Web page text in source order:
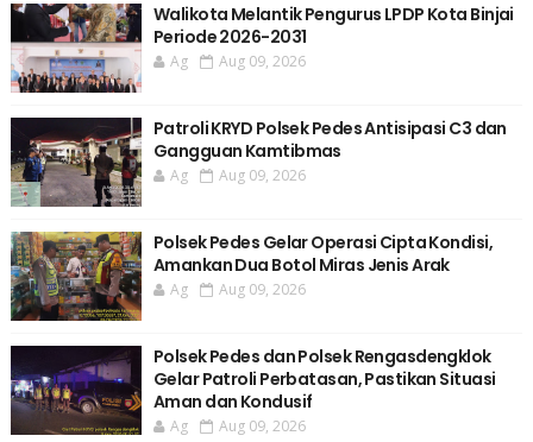
Walikota Melantik Pengurus LPDP Kota Binjai
Periode 2026-2031
Ag Aug 09, 2026
Patroli KRYD Polsek Pedes Antisipasi C3 dan
Gangguan Kamtibmas
Ag Aug 09, 2026
Polsek Pedes Gelar Operasi Cipta Kondisi,
Amankan Dua Botol Miras Jenis Arak
Ag Aug 09, 2026
Polsek Pedes dan Polsek Rengasdengklok
Gelar Patroli Perbatasan, Pastikan Situasi
Aman dan Kondusif
Ag Aug 09, 2026